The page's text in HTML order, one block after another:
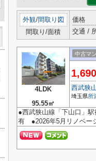
外観/間取り図
間取り/面積
価格
交通 /
4LDK
95.55㎡
中古マ
1,690
西武狭
埼玉県所
●西武狭山線「下山口」
有 ●2026年5月リノベー